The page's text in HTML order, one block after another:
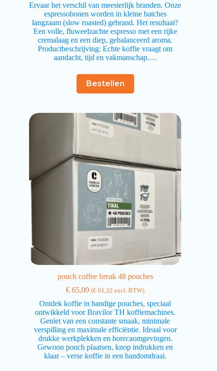
Ervaar het verschil van meesterlijk branden. Onze
espressobonen worden in kleine batches
langzaam (slow roasted) gebrand. Het resultaat?
Een volle, fluweelzachte espresso met een rijke
cremalaag en een diep, gebalanceerd aroma.
Productbeschrijving: Echte koffie vraagt om
aandacht, tijd en vakmanschap.…
Bestellen
pouch coffee break 48 pouches
€ 65,00 (€ 61,32 excl. BTW)
Ontdek koffie in handige pouches, speciaal
ontwikkeld voor Bravilor TH koffiemachines.
Geniet van een constante smaak, minimale
verspilling en maximale efficiëntie. Ideaal voor
drukke werkplekken en horecaomgevingen.
Gewoon pouch plaatsen, knop indrukken en
klaar – verse koffie in een handomdraai.